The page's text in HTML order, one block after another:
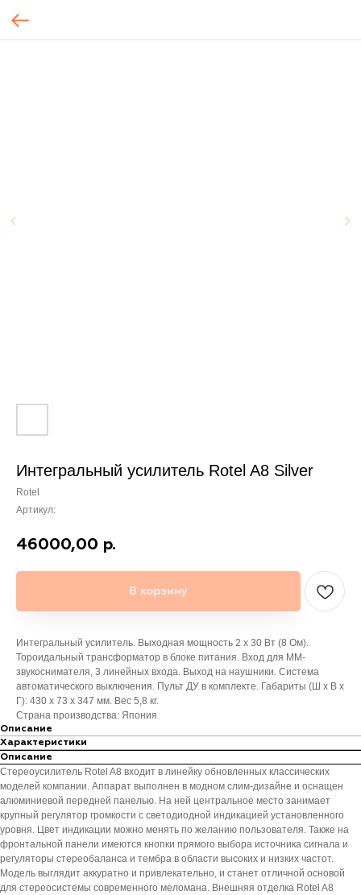
Интегральный усилитель Rotel A8 Silver
Rotel
Артикул:
46000,00 р.
В корзину
Интегральный усилитель. Выходная мощность 2 х 30 Вт (8 Ом).
Тороидальный трансформатор в блоке питания. Вход для MM-
звукоснимателя, 3 линейных входа. Выход на наушники. Система
автоматического выключения. Пульт ДУ в комплекте. Габариты (Ш х В х
Г): 430 х 73 х 347 мм. Вес 5,8 кг.
Страна производства: Япония
Описание
Характеристики
Описание
Стереоусилитель Rotel A8 входит в линейку обновленных классических
моделей компании. Аппарат выполнен в модном слим-дизайне и оснащен
алюминиевой передней панелью. На ней центральное место занимает
крупный регулятор громкости с светодиодной индикацией установленного
уровня. Цвет индикации можно менять по желанию пользователя. Также на
фронтальной панели имеются кнопки прямого выбора источника сигнала и
регуляторы стереобаланса и тембра в области высоких и низких частот.
Модель выглядит аккуратно и привлекательно, и станет отличной основой
для стереосистемы современного меломана. Внешняя отделка Rotel A8